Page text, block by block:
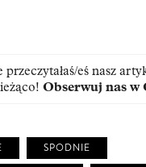
eś nasz
Obserwuj nas w
SPODNIE